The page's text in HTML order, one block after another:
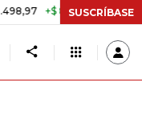
+$ 8.753,81 +2,19%
SUSCRÍBASE